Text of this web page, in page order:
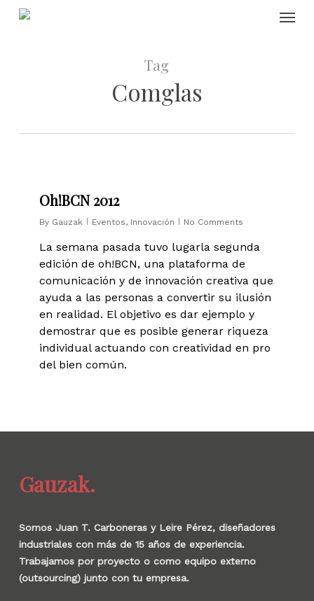
Skip
Tag
Comglas
Oh!BCN 2012
By Gauzak Eventos, Innovación No Comments
La semana pasada tuvo lugarla segunda
edición de oh!BCN, una plataforma de
comunicación y de innovación creativa que
ayuda a las personas a convertir su ilusión
en realidad. El objetivo es dar ejemplo y
demostrar que es posible generar riqueza
individual actuando con creatividad en pro
del bien común.
Gauzak.
Somos Juan T. Carboneras y Leire Pérez, diseñadores
industriales con más de 15 años de experiencia.
Trabajamos por proyecto o como equipo externo
(outsourcing) junto con tu empresa.